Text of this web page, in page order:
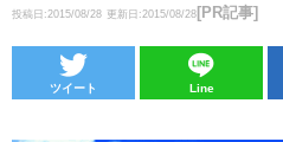
投稿日:2015/08/28 更新日:2015/08/28 [PR記事]
ツイート Line